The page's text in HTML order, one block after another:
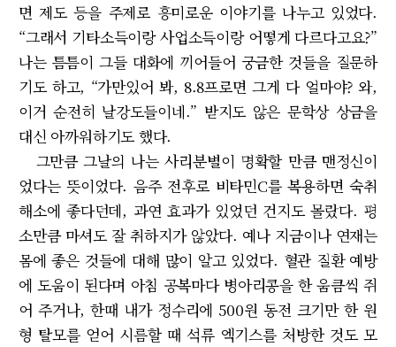
면 제도 등을 주제로 흥미로운 이야기를 나누고 있었다.
“그래서 기타소득이랑 사업소득이랑 어떻게 다르다고요?”
나는 틈틈이 그들 대화에 끼어들어 궁금한 것들을 질문하
기도 하고, “가만있어 봐, 8.8프로면 그게 다 얼마야? 와,
이거 순전히 날강도들이네.” 받지도 않은 문학상 상금을
대신 아까워하기도 했다.
그만큼 그날의 나는 사리분별이 명확할 만큼 맨정신이
었다는 뜻이었다. 음주 전후로 비타민C를 복용하면 숙취
해소에 좋다던데, 과연 효과가 있었던 건지도 몰랐다. 평
소만큼 마셔도 잘 취하지가 않았다. 예나 지금이나 연재는
몸에 좋은 것들에 대해 많이 알고 있었다. 혈관 질환 예방
에 도움이 된다며 아침 공복마다 병아리콩을 한 움큼씩 쥐
어 주거나, 한때 내가 정수리에 500원 동전 크기만 한 원
형 탈모를 얻어 시름할 때 석류 엑기스를 처방한 것도 모